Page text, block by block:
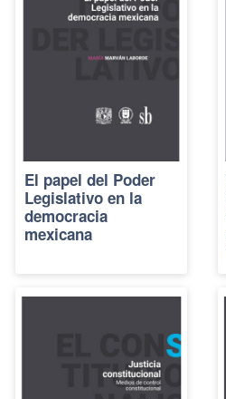
El papel del Poder
Legislativo en la
democracia
mexicana